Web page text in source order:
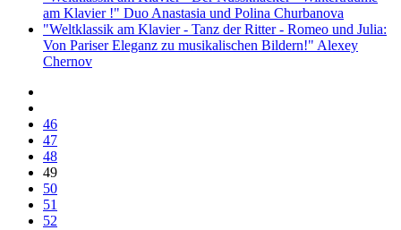
am Klavier !" Duo Anastasia und Polina Churbanova
"Weltklassik am Klavier - Tanz der Ritter - Romeo und Julia:
Von Pariser Eleganz zu musikalischen Bildern!" Alexey
Chernov
46
47
48
49
50
51
52